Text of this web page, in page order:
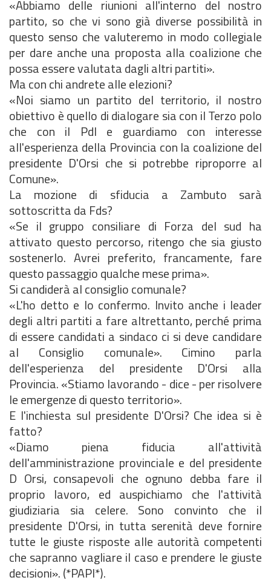
«Abbiamo delle riunioni all'interno del nostro
partito, so che vi sono già diverse possibilità in
questo senso che valuteremo in modo collegiale
per dare anche una proposta alla coalizione che
possa essere valutata dagli altri partiti».
Ma con chi andrete alle elezioni?
«Noi siamo un partito del territorio, il nostro
obiettivo è quello di dialogare sia con il Terzo polo
che con il Pdl e guardiamo con interesse
all'esperienza della Provincia con la coalizione del
presidente D'Orsi che si potrebbe riproporre al
Comune».
La mozione di sfiducia a Zambuto sarà
sottoscritta da Fds?
«Se il gruppo consiliare di Forza del sud ha
attivato questo percorso, ritengo che sia giusto
sostenerlo. Avrei preferito, francamente, fare
questo passaggio qualche mese prima».
Si candiderà al consiglio comunale?
«L'ho detto e lo confermo. Invito anche i leader
degli altri partiti a fare altrettanto, perché prima
di essere candidati a sindaco ci si deve candidare
al Consiglio comunale». Cimino parla
dell'esperienza del presidente D'Orsi alla
Provincia. «Stiamo lavorando - dice - per risolvere
le emergenze di questo territorio».
E l'inchiesta sul presidente D'Orsi? Che idea si è
fatto?
«Diamo piena fiducia all'attività
dell'amministrazione provinciale e del presidente
D Orsi, consapevoli che ognuno debba fare il
proprio lavoro, ed auspichiamo che l'attività
giudiziaria sia celere. Sono convinto che il
presidente D'Orsi, in tutta serenità deve fornire
tutte le giuste risposte alle autorità competenti
che sapranno vagliare il caso e prendere le giuste
decisioni». (*PAPI*).